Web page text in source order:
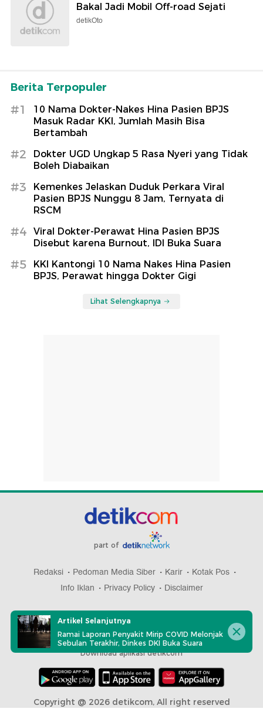
Bakal Jadi Mobil Off-road Sejati
detikOto
Berita Terpopuler
#1
10 Nama Dokter-Nakes Hina Pasien BPJS
Masuk Radar KKI, Jumlah Masih Bisa
Bertambah
#2
Dokter UGD Ungkap 5 Rasa Nyeri yang Tidak
Boleh Diabaikan
#3
Kemenkes Jelaskan Duduk Perkara Viral
Pasien BPJS Nunggu 8 Jam, Ternyata di
RSCM
#4
Viral Dokter-Perawat Hina Pasien BPJS
Disebut karena Burnout, IDI Buka Suara
#5
KKI Kantongi 10 Nama Nakes Hina Pasien
BPJS, Perawat hingga Dokter Gigi
Lihat Selengkapnya
part of
Redaksi Pedoman Media Siber Karir
Kotak Pos
Info Iklan
Privacy Policy Disclaimer
Download aplikasi detikcom
Copyright @ 2026 detikcom, All right reserved
Artikel Selanjutnya
Ramai Laporan Penyakit Mirip COVID Melonjak
Sebulan Terakhir, Dinkes DKI Buka Suara